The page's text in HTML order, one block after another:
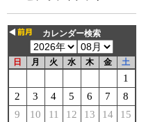
カレンダー検索
日 月 火 水 木 金 土
1
2
3 4 5 6 7
8
9
10 11 12 13 14
15